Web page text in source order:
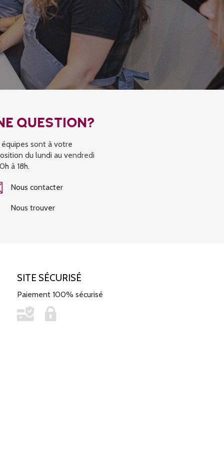
QUESTION?
équipes sont à votre
du lundi au vendredi
à 18h.
Nous contacter
Nous trouver
SITE SÉCURISÉ
Paiement 100% sécurisé